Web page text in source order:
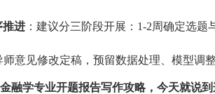
推进 ：建议分三阶段开展：1-2周确定选
意见修改定稿，预留数据处理、模型调
融学专业开题报告写作攻略，今天就说